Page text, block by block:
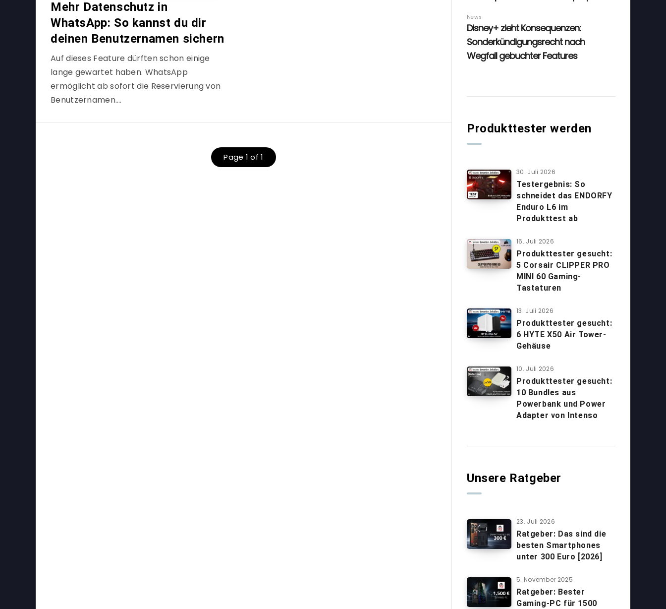
Mehr Datenschutz in
WhatsApp: So kannst du dir
deinen Benutzernamen sichern
Auf dieses Feature dürften schon einige
lange gewartet haben. WhatsApp
ermöglicht ab sofort die Reservierung von
Benutzernamen….
Page 1 of 1
Produkttester werden
30. Juli 2026
Testergebnis: So
schneidet das ENDORFY
Enduro L6 im
Produkttest ab
16. Juli 2026
Produkttester gesucht:
5 Corsair CLIPPER PRO
MINI 60 Gaming-
Tastaturen
13. Juli 2026
Produkttester gesucht:
6 HYTE X50 Air Tower-
Gehäuse
10. Juli 2026
Produkttester gesucht:
10 Bundles aus
Powerbank und Power
Adapter von Intenso
Unsere Ratgeber
23. Juli 2026
Ratgeber: Das sind die
besten Smartphones
unter 300 Euro [2026]
5. November 2025
Ratgeber: Bester
Gaming-PC für 1500